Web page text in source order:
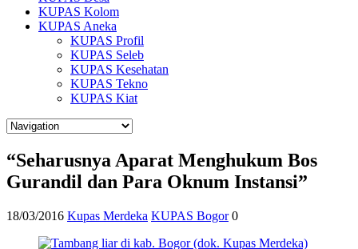
KUPAS Kolom
KUPAS Aneka
KUPAS Profil
KUPAS Seleb
KUPAS Kesehatan
KUPAS Tekno
KUPAS Kiat
“Seharusnya Aparat Menghukum Bos
Gurandil dan Para Oknum Instansi”
18/03/2016 Kupas Merdeka KUPAS Bogor 0